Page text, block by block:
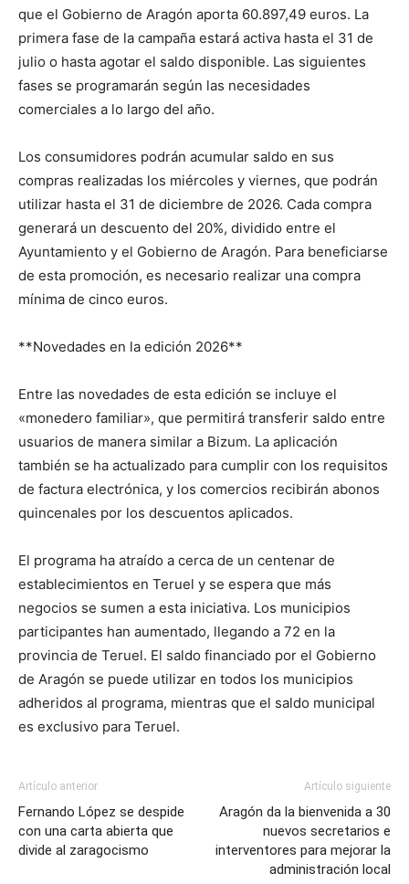
que el Gobierno de Aragón aporta 60.897,49 euros. La
primera fase de la campaña estará activa hasta el 31 de
julio o hasta agotar el saldo disponible. Las siguientes
fases se programarán según las necesidades
comerciales a lo largo del año.
Los consumidores podrán acumular saldo en sus
compras realizadas los miércoles y viernes, que podrán
utilizar hasta el 31 de diciembre de 2026. Cada compra
generará un descuento del 20%, dividido entre el
Ayuntamiento y el Gobierno de Aragón. Para beneficiarse
de esta promoción, es necesario realizar una compra
mínima de cinco euros.
**Novedades en la edición 2026**
Entre las novedades de esta edición se incluye el
«monedero familiar», que permitirá transferir saldo entre
usuarios de manera similar a Bizum. La aplicación
también se ha actualizado para cumplir con los requisitos
de factura electrónica, y los comercios recibirán abonos
quincenales por los descuentos aplicados.
El programa ha atraído a cerca de un centenar de
establecimientos en Teruel y se espera que más
negocios se sumen a esta iniciativa. Los municipios
participantes han aumentado, llegando a 72 en la
provincia de Teruel. El saldo financiado por el Gobierno
de Aragón se puede utilizar en todos los municipios
adheridos al programa, mientras que el saldo municipal
es exclusivo para Teruel.
Artículo anterior
Fernando López se despide
con una carta abierta que
divide al zaragocismo
Artículo siguiente
Aragón da la bienvenida a 30
nuevos secretarios e
interventores para mejorar la
administración local